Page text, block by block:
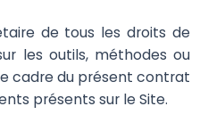
de tous les droits de
les outils, méthodes ou
cadre du présent contrat
présents sur le Site.